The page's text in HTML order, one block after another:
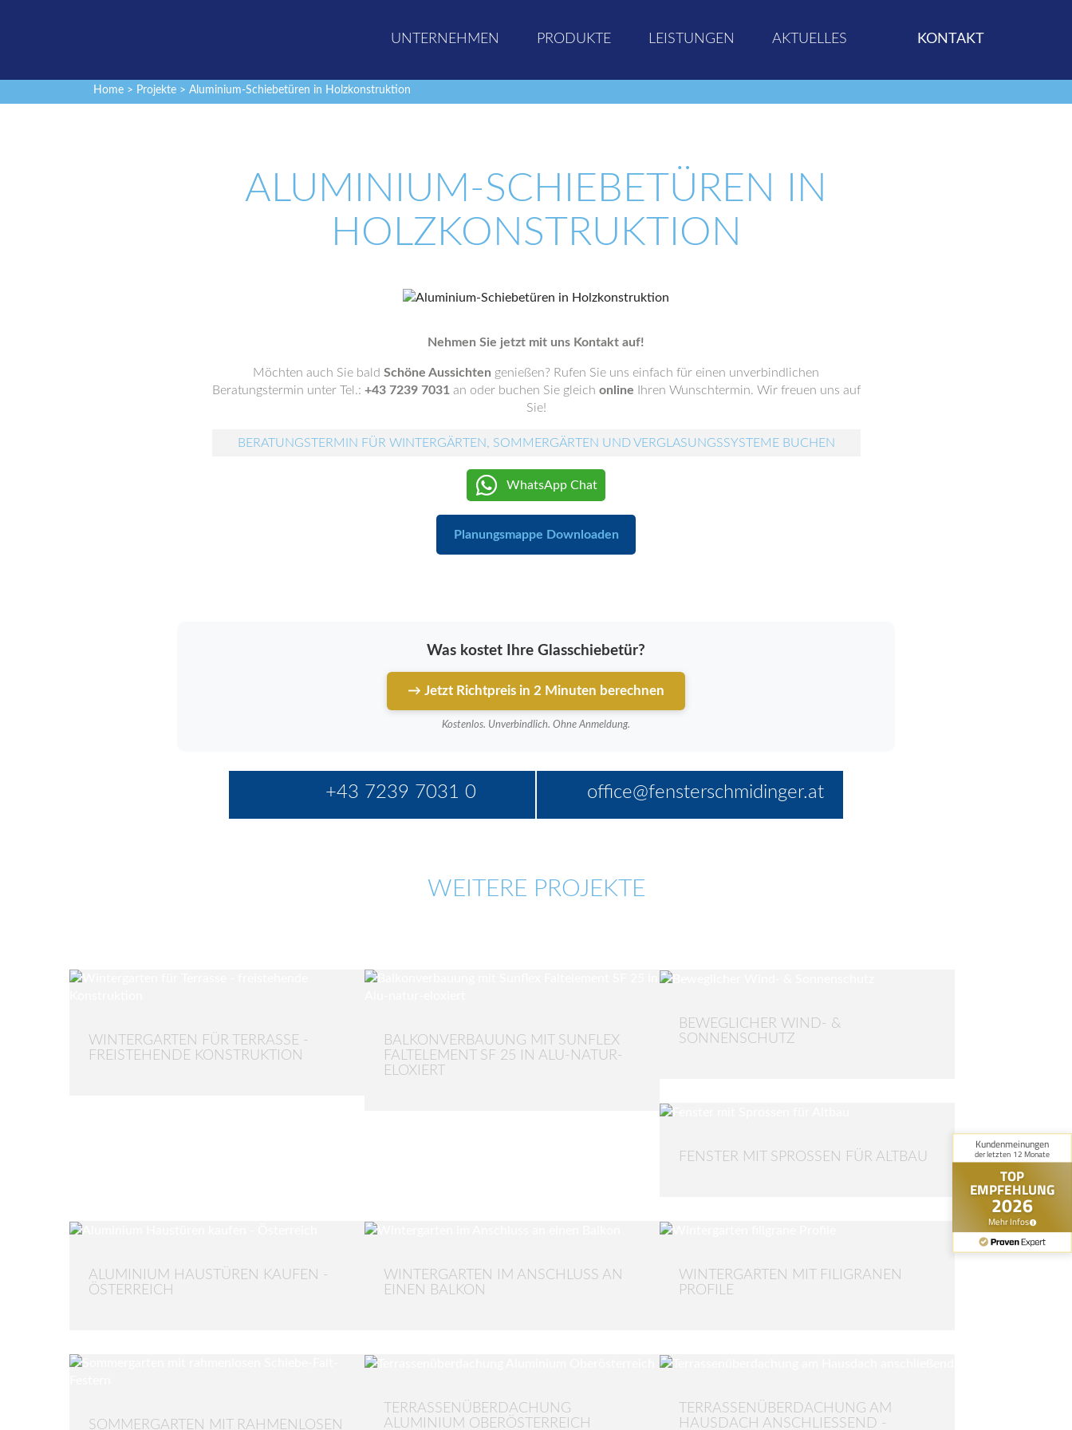
UNTERNEHMEN PRODUKTE LEISTUNGEN AKTUELLES KONTAKT
Home > Projekte > Aluminium-Schiebetüren in Holzkonstruktion
ALUMINIUM-SCHIEBETÜREN IN
HOLZKONSTRUKTION
Nehmen Sie jetzt mit uns Kontakt auf!
Möchten auch Sie bald Schöne Aussichten genießen? Rufen Sie uns einfach für einen unverbindlichen
Beratungstermin unter Tel.: +43 7239 7031 an oder buchen Sie gleich online Ihren Wunschtermin. Wir freuen uns auf
Sie!
BERATUNGSTERMIN FÜR WINTERGÄRTEN, SOMMERGÄRTEN UND VERGLASUNGSSYSTEME BUCHEN
WhatsApp Chat
Planungsmappe Downloaden
Was kostet Ihre Glasschiebetür?
→ Jetzt Richtpreis in 2 Minuten berechnen
Kostenlos. Unverbindlich. Ohne Anmeldung.
+43 7239 7031 0 office@fensterschmidinger.at
WEITERE PROJEKTE
WINTERGARTEN FÜR TERRASSE -
FREISTEHENDE KONSTRUKTION
BALKONVERBAUUNG MIT SUNFLEX
FALTELEMENT SF 25 IN ALU-NATUR-
ELOXIERT
BEWEGLICHER WIND- &
SONNENSCHUTZ
FENSTER MIT SPROSSEN FÜR ALTBAU
ALUMINIUM HAUSTÜREN KAUFEN -
ÖSTERREICH
WINTERGARTEN IM ANSCHLUSS AN
EINEN BALKON
WINTERGARTEN MIT FILIGRANEN
PROFILE
SOMMERGARTEN MIT RAHMENLOSEN
TERRASSENÜBERDACHUNG
ALUMINIUM OBERÖSTERREICH
TERRASSENÜBERDACHUNG AM
HAUSDACH ANSCHLIESSEND - P